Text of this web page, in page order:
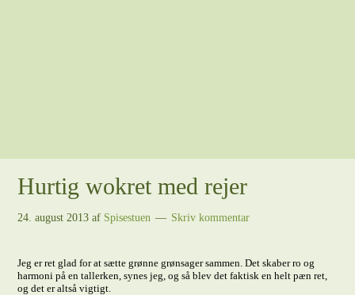
Hurtig wokret med rejer
24. august 2013 af Spisestuen Skriv kommentar
Jeg er ret glad for at sætte grønne grønsager sammen. Det skaber ro og
harmoni på en tallerken, synes jeg, og så blev det faktisk en helt pæn ret,
og det er altså vigtigt.